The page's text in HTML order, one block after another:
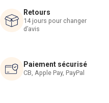
du
produit
Retours
14 jours pour changer
d’avis
Paiement sécurisé
CB, Apple Pay, PayPal